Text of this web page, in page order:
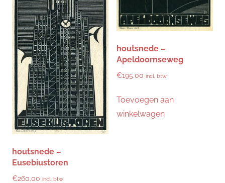
houtsnede –
Eusebiustoren
€260.00 incl. btw
houtsnede –
Apeldoornseweg
€195.00 incl. btw
Toevoegen aan
winkelwagen